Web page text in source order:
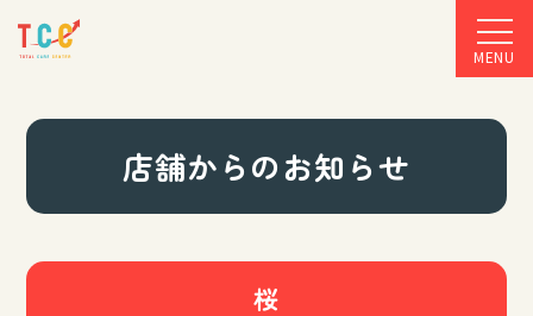
MENU
店舗からのお知らせ
桜